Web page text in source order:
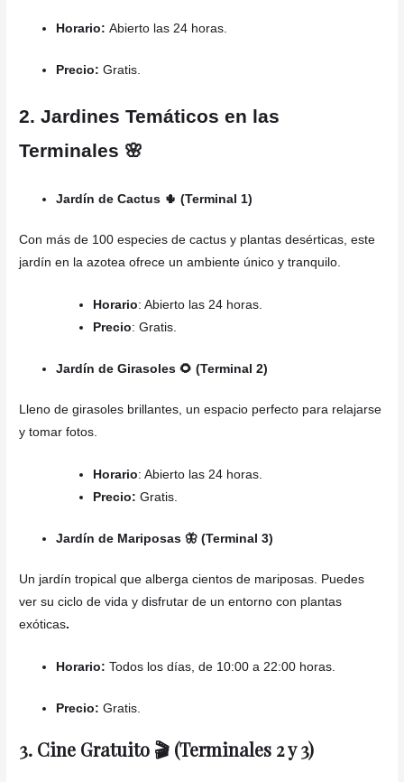
Horario:Abierto las 24 horas.
Precio:Gratis.
2. Jardines Temáticos en las
Terminales 🌸
Jardín de Cactus 🌵 (Terminal 1)
Con más de 100 especies de cactus y plantas desérticas, este
jardín en la azotea ofrece un ambiente único y tranquilo.
Horario: Abierto las 24 horas.
Precio: Gratis.
Jardín de Girasoles 🌻 (Terminal 2)
Lleno de girasoles brillantes, un espacio perfecto para relajarse
y tomar fotos.
Horario: Abierto las 24 horas.
Precio: Gratis.
Jardín de Mariposas 🦋 (Terminal 3)
Un jardín tropical que alberga cientos de mariposas. Puedes
ver su ciclo de vida y disfrutar de un entorno con plantas
exóticas.
Horario:Todos los días, de 10:00 a 22:00 horas.
Precio:Gratis.
3. Cine Gratuito 🎬 (Terminales 2 y 3)